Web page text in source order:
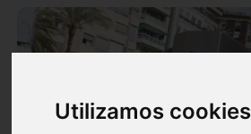
Utilizamos cookies